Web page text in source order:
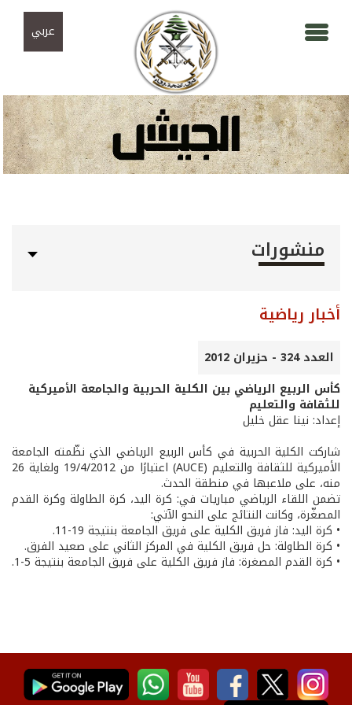
عربي
منشورات
أخبار رياضية
العدد 324 - حزيران 2012
كأس الربيع الرياضي بين الكلية الحربية والجامعة الأميركية
للثقافة والتعليم
إعداد: نينا عقل خليل
شاركت الكلية الحربية في كأس الربيع الرياضي الذي نظّمته الجامعة
الأميركية للثقافة والتعليم (AUCE) اعتبارًا من 19/4/2012 ولغاية 26
منه، على ملاعبها في منطقة الحدث.
تضمن اللقاء الرياضي مباريات في: كرة اليد، كرة الطاولة وكرة القدم
المصغّرة، وكانت النتائج على النحو الآتي:
• كرة اليد: فاز فريق الكلية على فريق الجامعة بنتيجة 19-11.
• كرة الطاولة: حل فريق الكلية في المركز الثاني على صعيد الفرق.
• كرة القدم المصغرة: فاز فريق الكلية على فريق الجامعة بنتيجة 5-1.